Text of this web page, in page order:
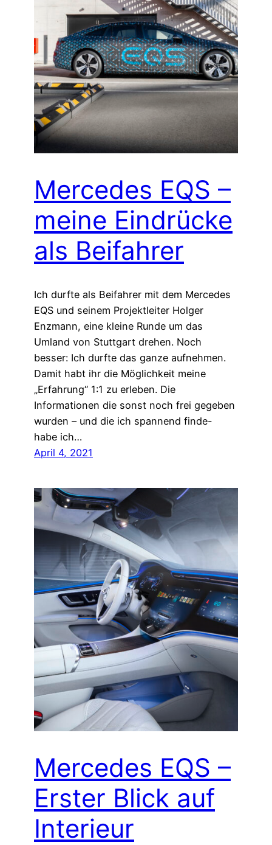
Mercedes EQS –
meine Eindrücke
als Beifahrer
Ich durfte als Beifahrer mit dem Mercedes
EQS und seinem Projektleiter Holger
Enzmann, eine kleine Runde um das
Umland von Stuttgart drehen. Noch
besser: Ich durfte das ganze aufnehmen.
Damit habt ihr die Möglichkeit meine
„Erfahrung“ 1:1 zu erleben. Die
Informationen die sonst noch frei gegeben
wurden – und die ich spannend finde-
habe ich…
April 4, 2021
Mercedes EQS –
Erster Blick auf
Interieur